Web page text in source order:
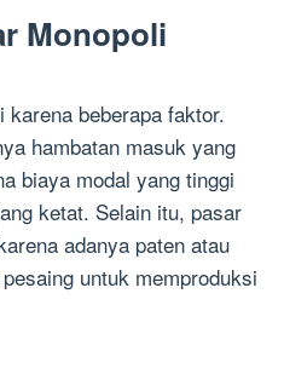
Monopoli
beberapa faktor.
hambatan masuk yang
biaya modal yang tinggi
ketat. Selain itu, pasar
adanya paten atau
untuk memproduksi